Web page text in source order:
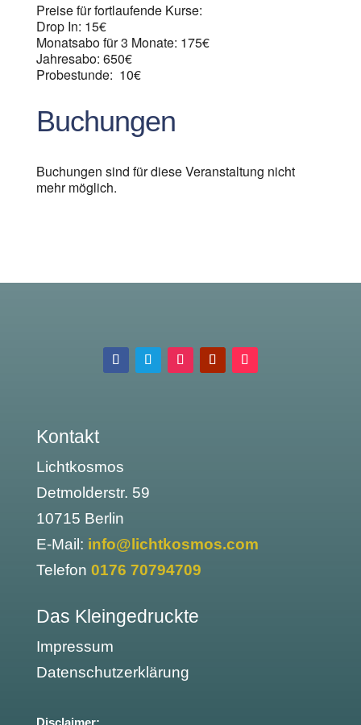
Preise für fortlaufende Kurse:
Drop In: 15€
Monatsabo für 3 Monate: 175€
Jahresabo: 650€
Probestunde: 10€
Buchungen
Buchungen sind für diese Veranstaltung nicht
mehr möglich.
Kontakt
Lichtkosmos
Detmolderstr. 59
10715 Berlin
E-Mail: info@lichtkosmos.com
Telefon 0176 70794709
Das Kleingedruckte
Impressum
Datenschutzerklärung
Disclaimer: